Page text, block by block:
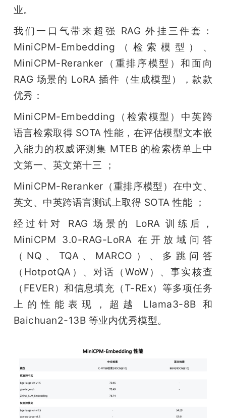
业。
我们一口气带来超强 RAG 外挂三件套：
MiniCPM-Embedding（检索模型）、
MiniCPM-Reranker（重排序模型）和面向
RAG 场景的 LoRA 插件（生成模型），款款
优秀：
MiniCPM-Embedding（检索模型）中英跨
语言检索取得 SOTA 性能，在评估模型文本嵌
入能力的权威评测集 MTEB 的检索榜单上中
文第一、英文第十三 ；
MiniCPM-Reranker（重排序模型）在中文、
英文、中英跨语言测试上取得 SOTA 性能 ；
经过针对 RAG 场景的 LoRA 训练后，
MiniCPM 3.0-RAG-LoRA 在开放域问答
（NQ、TQA、MARCO）、多跳问答
（HotpotQA）、对话（WoW）、事实核查
（FEVER）和信息填充（T-REx）等多项任务
上的性能表现，超越 Llama3-8B 和
Baichuan2-13B 等业内优秀模型。